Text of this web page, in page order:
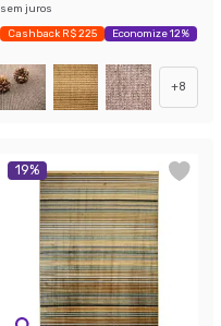
sem juros
Cashback R$ 225 Economize 12%
+8
19%